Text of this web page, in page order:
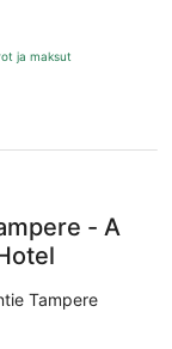
ja maksut
- A
Tampere